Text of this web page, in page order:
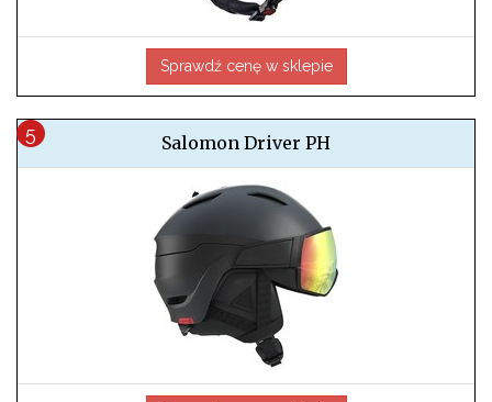
Sprawdź cenę w sklepie
Salomon Driver PH